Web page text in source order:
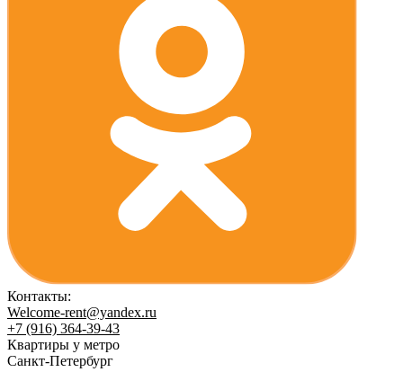
Контакты:
Welcome-rent@yandex.ru
+7 (916) 364-39-43
Квартиры у метро
Санкт-Петербург